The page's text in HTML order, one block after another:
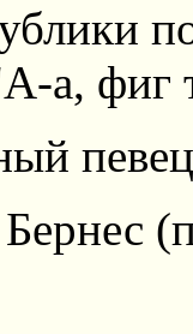
а, фиг